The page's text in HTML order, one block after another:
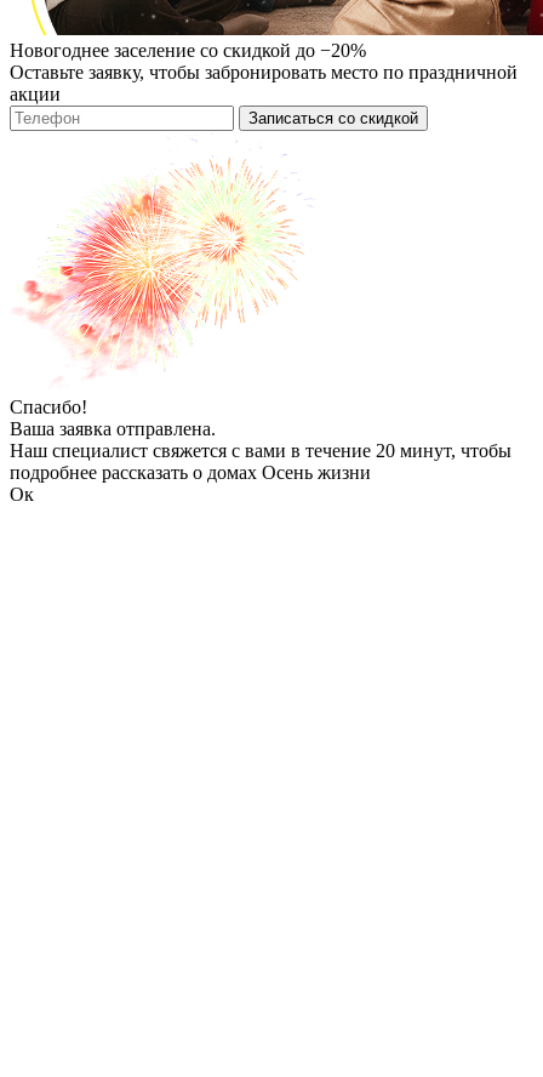
Новогоднее заселение со скидкой до −20%
Оставьте заявку, чтобы забронировать место по праздничной
акции
Записаться со скидкой
Спасибо!
Ваша заявка отправлена.
Наш специалист свяжется с вами в течение 20 минут, чтобы
подробнее рассказать о домах Осень жизни
Ок